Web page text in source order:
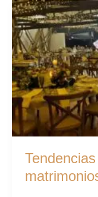
Tendencias
modernas
de
los
matrimonios
en
Colombia